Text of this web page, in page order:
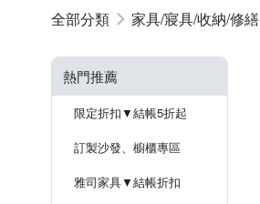
家具/寢具/收納/修繕
熱門推薦
限定折扣▼結帳5折起
訂製沙發、櫥櫃專區
雅司家具▼結帳折扣